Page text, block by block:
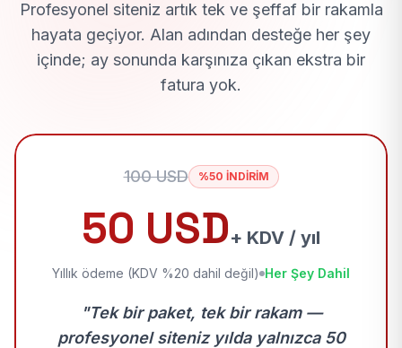
Profesyonel siteniz artık tek ve şeffaf bir rakamla
hayata geçiyor. Alan adından desteğe her şey
içinde; ay sonunda karşınıza çıkan ekstra bir
fatura yok.
100 USD %50 İNDİRİM
50 USD+ KDV / yıl
Yıllık ödeme (KDV %20 dahil değil) Her Şey Dahil
"Tek bir paket, tek bir rakam —
profesyonel siteniz yılda yalnızca 50